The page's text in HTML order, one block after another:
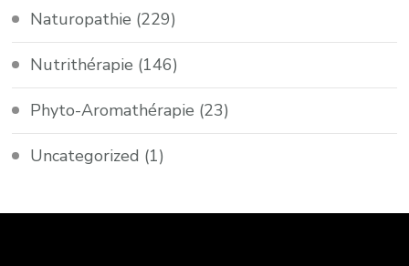
Naturopathie (229)
Nutrithérapie (146)
Phyto-Aromathérapie (23)
Uncategorized (1)